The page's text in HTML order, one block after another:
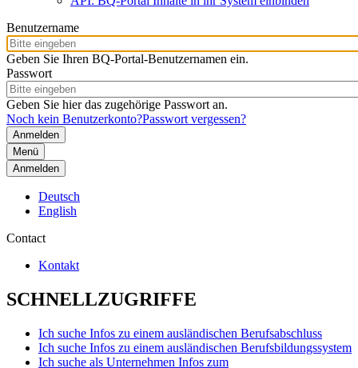
Benutzername
Geben Sie Ihren BQ-Portal-Benutzernamen ein.
Passwort
Geben Sie hier das zugehörige Passwort an.
Noch kein Benutzerkonto?Passwort vergessen?
Menü
Anmelden
Deutsch
English
Contact
Kontakt
SCHNELLZUGRIFFE
Ich suche Infos zu einem ausländischen Berufsabschluss
Ich suche Infos zu einem ausländischen Berufsbildungssystem
Ich suche als Unternehmen Infos zum